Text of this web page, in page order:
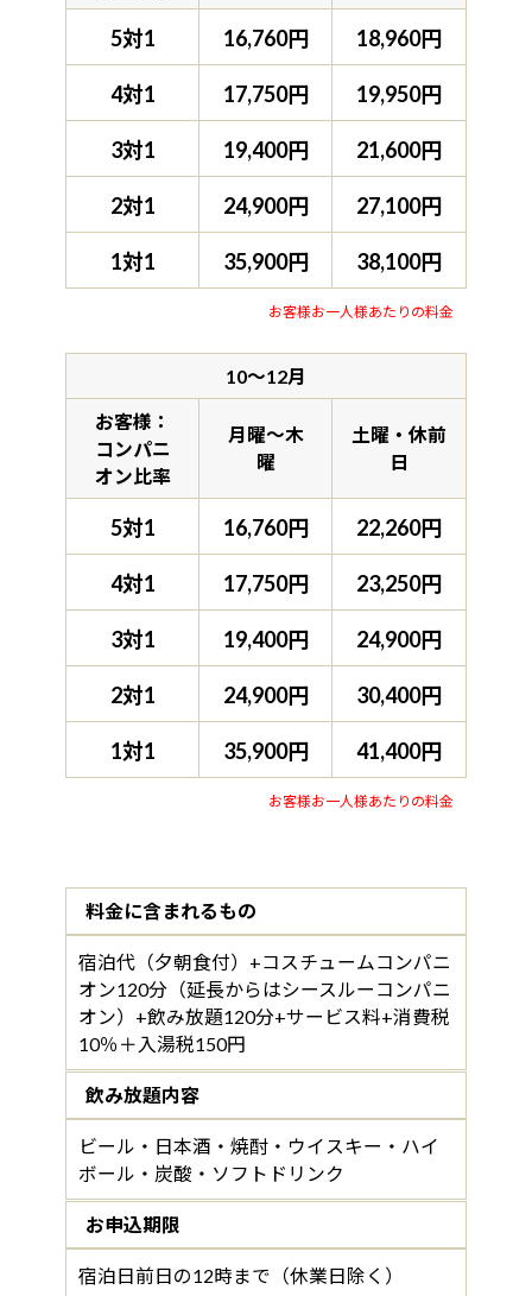
5対1 16,760円 18,960円
4対1 17,750円 19,950円
3対1 19,400円 21,600円
2対1 24,900円 27,100円
1対1 35,900円 38,100円
お客様お一人様あたりの料金
10～12月
お客様：
コンパニ
オン比率
月曜～木
曜
土曜・休前
日
5対1 16,760円 22,260円
4対1 17,750円 23,250円
3対1 19,400円 24,900円
2対1 24,900円 30,400円
1対1 35,900円 41,400円
お客様お一人様あたりの料金
料金に含まれるもの
宿泊代（夕朝食付）+コスチュームコンパニ
オン120分（延長からはシースルーコンパニ
オン）+飲み放題120分+サービス料+消費税
10％＋入湯税150円
飲み放題内容
ビール・日本酒・焼酎・ウイスキー・ハイ
ボール・炭酸・ソフトドリンク
お申込期限
宿泊日前日の12時まで（休業日除く）